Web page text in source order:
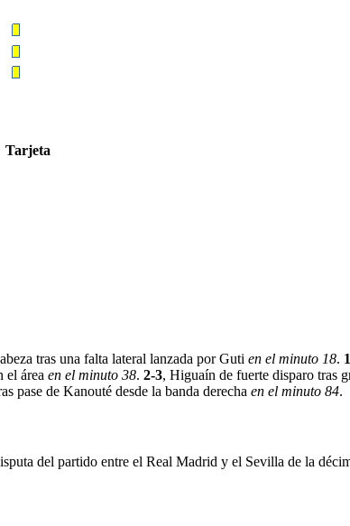
Tarjeta
tras una falta lateral lanzada por Guti en el minuto 18.
el área en el minuto 38. 2-3, Higuaín de fuerte disparo tras
pase de Kanouté desde la banda derecha en el minuto 84.
del partido entre el Real Madrid y el Sevilla de la